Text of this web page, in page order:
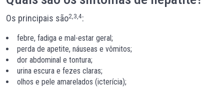
Os principais são2,3,4:
febre, fadiga e mal-estar geral;
perda de apetite, náuseas e vômitos;
dor abdominal e tontura;
urina escura e fezes claras;
olhos e pele amarelados (icterícia);